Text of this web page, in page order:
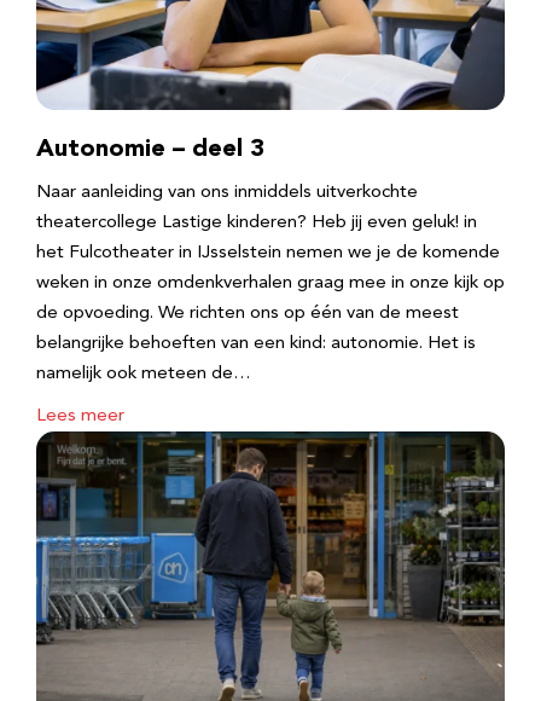
Autonomie – deel 3
Naar aanleiding van ons inmiddels uitverkochte
theatercollege Lastige kinderen? Heb jij even geluk! in
het Fulcotheater in IJsselstein nemen we je de komende
weken in onze omdenkverhalen graag mee in onze kijk op
de opvoeding. We richten ons op één van de meest
belangrijke behoeften van een kind: autonomie. Het is
namelijk ook meteen de…
Lees meer